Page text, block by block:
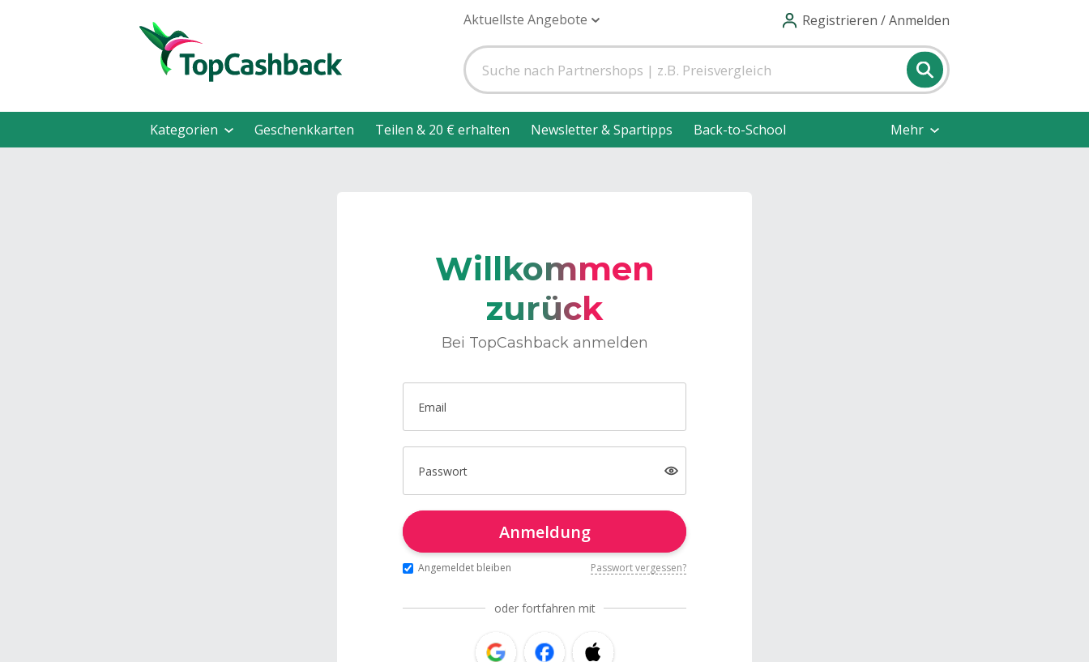
Aktuellste Angebote Registrieren / Anmelden
Kategorien Geschenkkarten Teilen & 20 € erhalten Newsletter & Spartipps Back-to-School Mehr
Willkommen
zurück
Bei TopCashback anmelden
Email
Passwort
Anmeldung
Angemeldet bleiben Passwort vergessen?
oder fortfahren mit